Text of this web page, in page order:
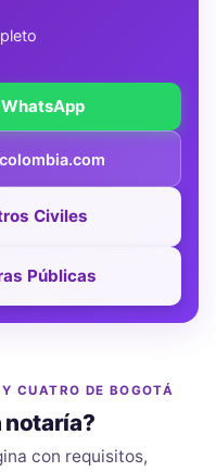
Civiles
Públicas
CUATRO DE BOGOTÁ
notaría?
con requisitos,